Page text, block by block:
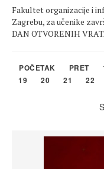
Fakultet organizacije i
Zagrebu, za učenike
DAN OTVORENIH
POČETAK PRET
19
20 21 22